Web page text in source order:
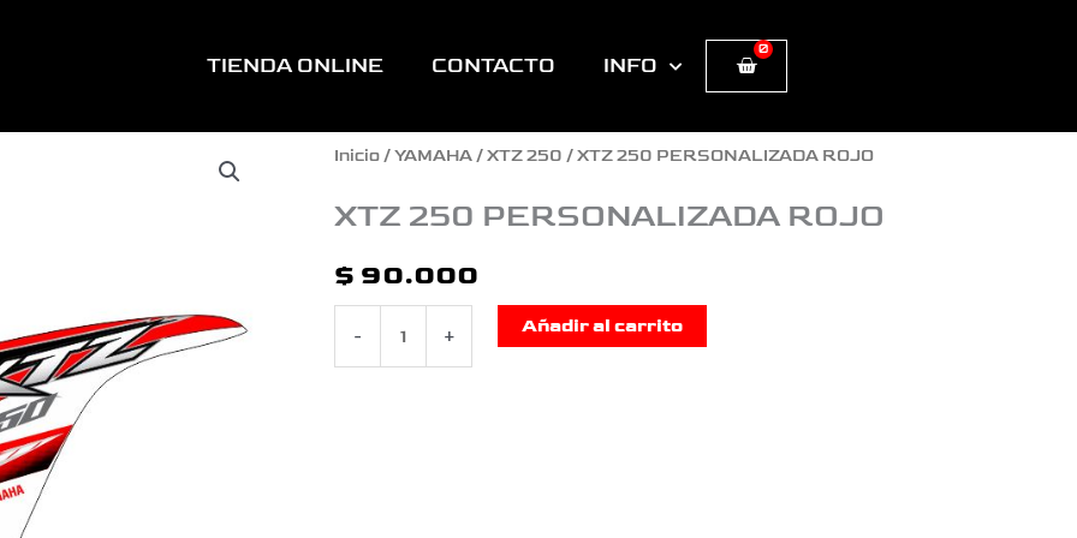
TIENDA ONLINE CONTACTO INFO
0
Cart
Inicio/YAMAHA/XTZ 250 / XTZ 250 PERSONALIZADA ROJO
XTZ 250 PERSONALIZADA ROJO
$ 90.000
-
XTZ
250
ROJO
+ Añadir al carrito